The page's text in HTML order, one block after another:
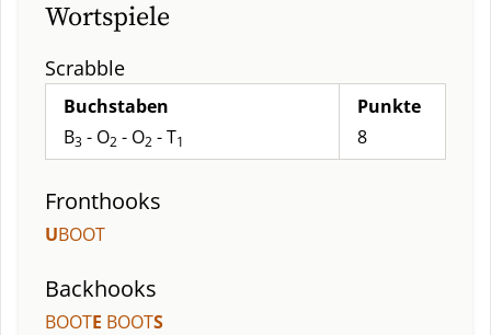
Wortspiele
Scrabble
Buchstaben
B3 - O2 - O2 - T1
Punkte
8
Fronthooks
UBOOT
Backhooks
BOOTE BOOTS